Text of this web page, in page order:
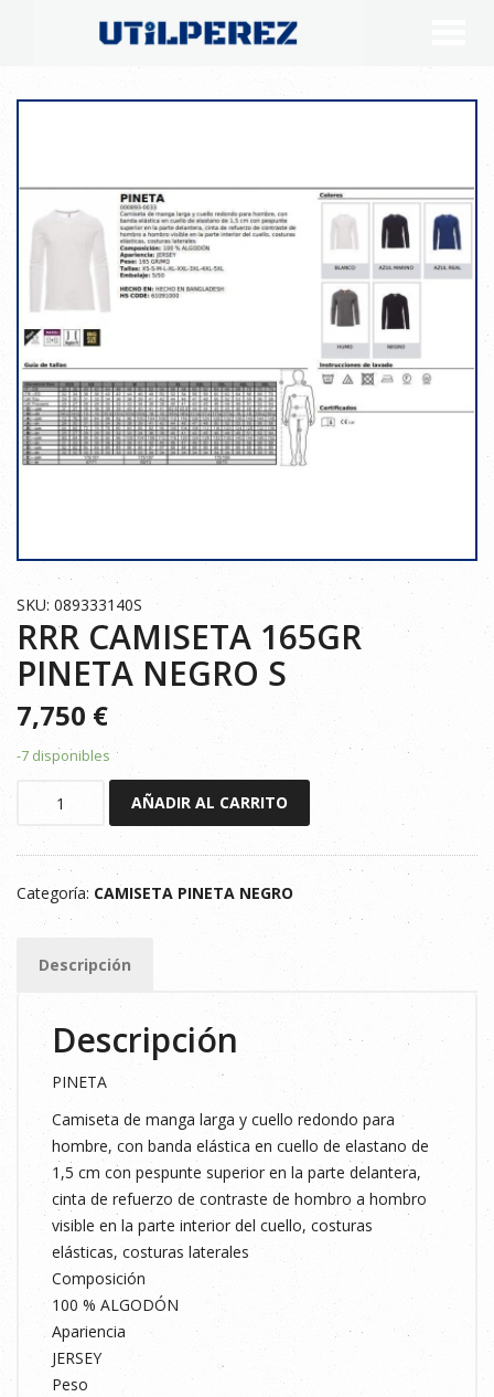
SKU: 089333140S
RRR CAMISETA 165GR
PINETA NEGRO S
7,750 €
-7 disponibles
165GR
PINETA
NEGRO
AÑADIR AL CARRITO
Categoría: CAMISETA PINETA NEGRO
Descripción
Descripción
PINETA
Camiseta de manga larga y cuello redondo para
hombre, con banda elástica en cuello de elastano de
1,5 cm con pespunte superior en la parte delantera,
cinta de refuerzo de contraste de hombro a hombro
visible en la parte interior del cuello, costuras
elásticas, costuras laterales
Composición
100 % ALGODÓN
Apariencia
JERSEY
Peso